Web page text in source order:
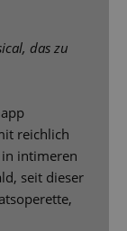
das zu
reichlich
intimeren
seit dieser